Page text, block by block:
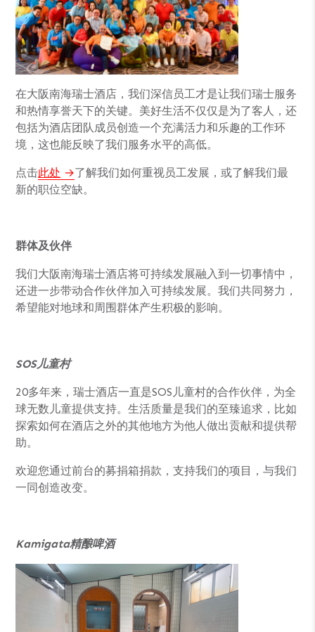
在大阪南海瑞士酒店，我们深信员工才是让我们瑞士服务
和热情享誉天下的关键。美好生活不仅仅是为了客人，还
包括为酒店团队成员创造一个充满活力和乐趣的工作环
境，这也能反映了我们服务水平的高低。
点击此处
了解我们如何重视员工发展，或了解我们最
新的职位空缺。
群体及伙伴
我们大阪南海瑞士酒店将可持续发展融入到一切事情中，
还进一步带动合作伙伴加入可持续发展。我们共同努力，
希望能对地球和周围群体产生积极的影响。
SOS儿童村
20多年来，瑞士酒店一直是SOS儿童村的合作伙伴，为全
球无数儿童提供支持。生活质量是我们的至臻追求，比如
探索如何在酒店之外的其他地方为他人做出贡献和提供帮
助。
欢迎您通过前台的募捐箱捐款，支持我们的项目，与我们
一同创造改变。
Kamigata精酿啤酒